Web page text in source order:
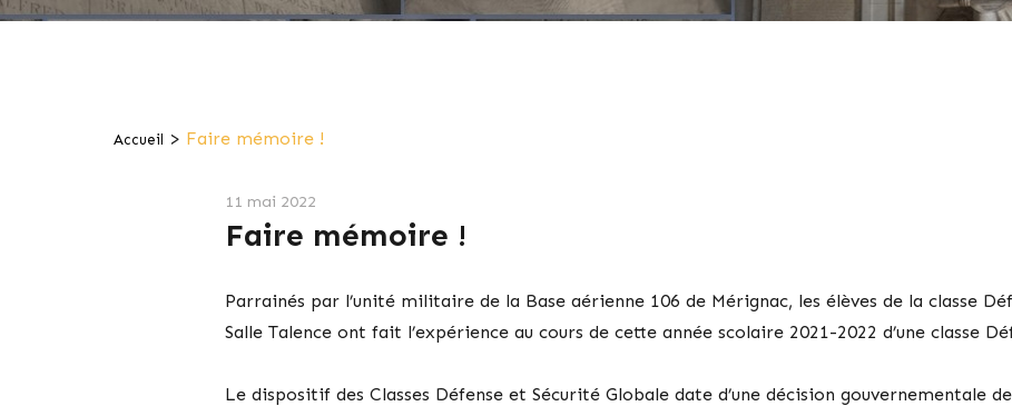
Accueil > Faire mémoire !
11 mai 2022
Faire mémoire !
Parrainés par l’unité militaire de la Base aérienne 106 de Mérignac, les élèves de la classe
Salle Talence ont fait l’expérience au cours de cette année scolaire 2021-2022 d’une classe
Le dispositif des Classes Défense et Sécurité Globale date d’une décision gouvernementale